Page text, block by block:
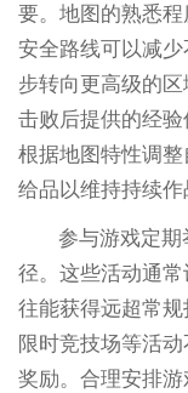
要。地图的熟悉
安全路线可以减
步转向更高级的
击败后提供的经
根据地图特性调
给品以维持持续作
参与游戏定
径。这些活动通
往能获得远超常
限时竞技场等活
奖励。合理安排